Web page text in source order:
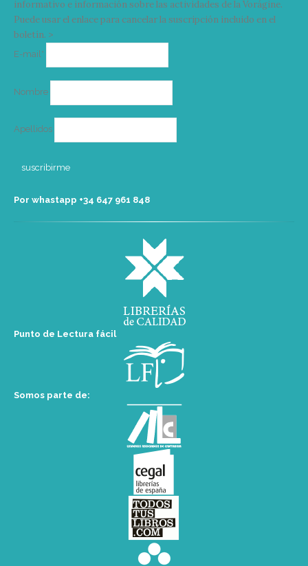
informativo e información sobre las actividades de la Vorágine.
Puede usar el enlace para cancelar la suscripción incluido en el
boletín. >
E-mail*
Nombre
Apellidos
Por whastapp +34 ‭647 961 848‬
Punto de Lectura fácil
Somos parte de: